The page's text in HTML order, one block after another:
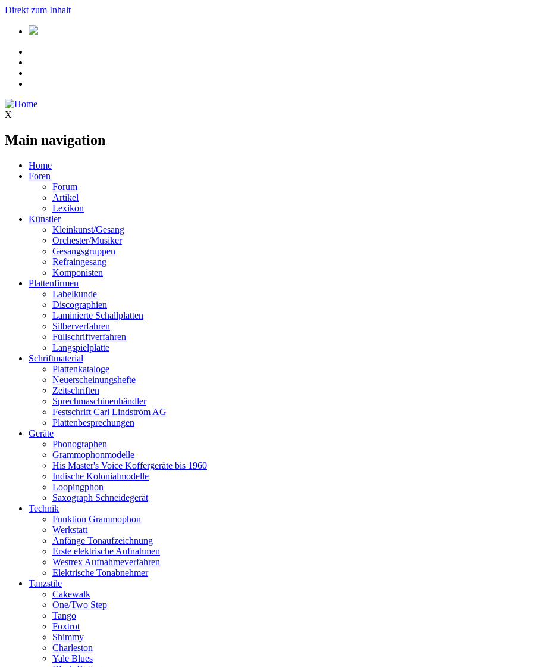
Direkt zum Inhalt
X
Main navigation
Home
Foren
Forum
Artikel
Lexikon
Künstler
Kleinkunst/Gesang
Orchester/Musiker
Gesangsgruppen
Refraingesang
Komponisten
Plattenfirmen
Labelkunde
Discographien
Laminierte Schallplatten
Silberverfahren
Füllschriftverfahren
Langspielplatte
Schriftmaterial
Plattenkataloge
Neuerscheinungshefte
Zeitschriften
Sprechmaschinenhändler
Festschrift Carl Lindström AG
Plattenbesprechungen
Geräte
Phonographen
Grammophonmodelle
His Master's Voice Koffergeräte bis 1960
Indische Kolonialmodelle
Loopingphon
Saxograph Schneidegerät
Technik
Funktion Grammophon
Werkstatt
Anfänge Tonaufzeichnung
Erste elektrische Aufnahmen
Westrex Aufnahmeverfahren
Elektrische Tonabnehmer
Tanzstile
Cakewalk
One/Two Step
Tango
Foxtrot
Shimmy
Charleston
Yale Blues